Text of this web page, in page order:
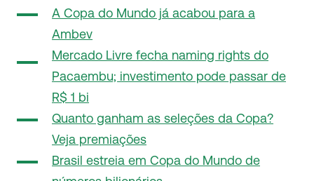
A Copa do Mundo já acabou para a
Ambev
Mercado Livre fecha naming rights do
Pacaembu; investimento pode passar de
R$ 1 bi
Quanto ganham as seleções da Copa?
Veja premiações
Brasil estreia em Copa do Mundo de